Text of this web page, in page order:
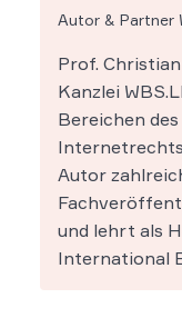
Autor & Partner
Prof.
Kanzlei
Bereichen des
Autor
und lehrt als
International